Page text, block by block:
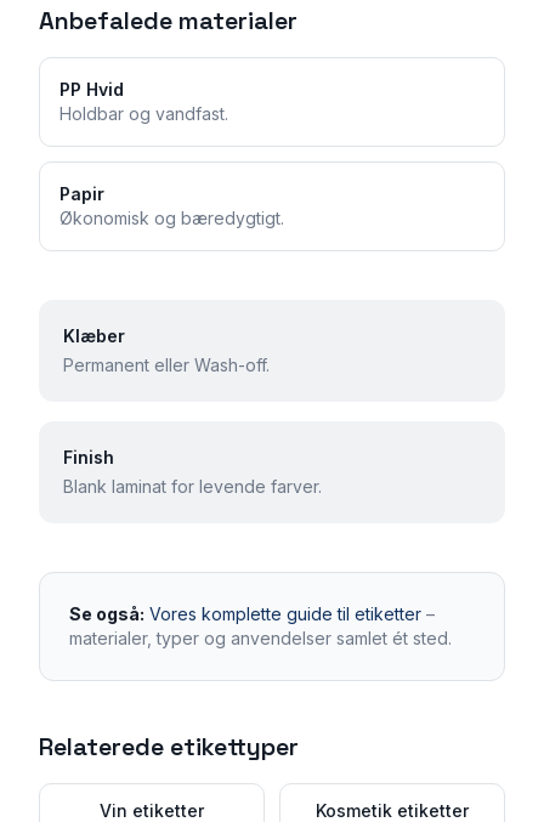
Anbefalede materialer
PP Hvid
Holdbar og vandfast.
Papir
Økonomisk og bæredygtigt.
Klæber
Permanent eller Wash-off.
Finish
Blank laminat for levende farver.
Se også: Vores komplette guide til etiketter –
materialer, typer og anvendelser samlet ét sted.
Relaterede etikettyper
Vin etiketter Kosmetik etiketter